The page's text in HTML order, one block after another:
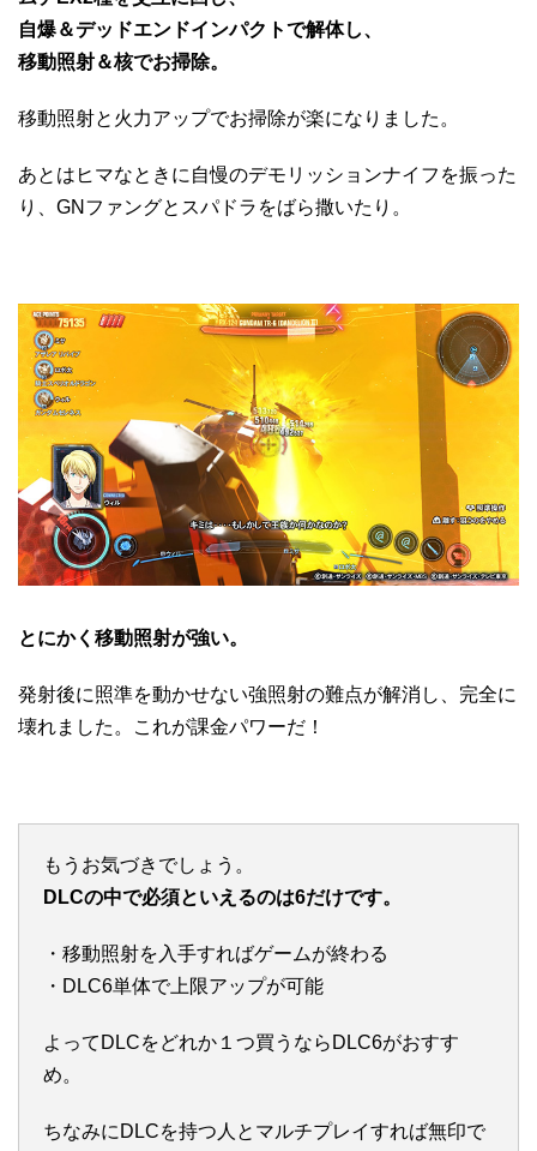
自爆＆デッドエンドインパクトで解体し、
移動照射＆核でお掃除。
移動照射と火力アップでお掃除が楽になりました。
あとはヒマなときに自慢のデモリッションナイフを振った
り、GNファングとスパドラをばら撒いたり。
とにかく移動照射が強い。
発射後に照準を動かせない強照射の難点が解消し、完全に
壊れました。これが課金パワーだ！
もうお気づきでしょう。
DLCの中で必須といえるのは6だけです。
・移動照射を入手すればゲームが終わる
・DLC6単体で上限アップが可能
よってDLCをどれか１つ買うならDLC6がおすす
め。
ちなみにDLCを持つ人とマルチプレイすれば無印で